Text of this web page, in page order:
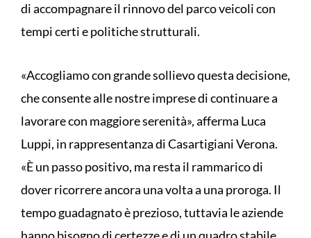
di accompagnare il rinnovo del parco veicoli con
tempi certi e politiche strutturali.
«Accogliamo con grande sollievo questa decisione,
che consente alle nostre imprese di continuare a
lavorare con maggiore serenità», afferma Luca
Luppi, in rappresentanza di Casartigiani Verona.
«È un passo positivo, ma resta il rammarico di
dover ricorrere ancora una volta a una proroga. Il
tempo guadagnato è prezioso, tuttavia le aziende